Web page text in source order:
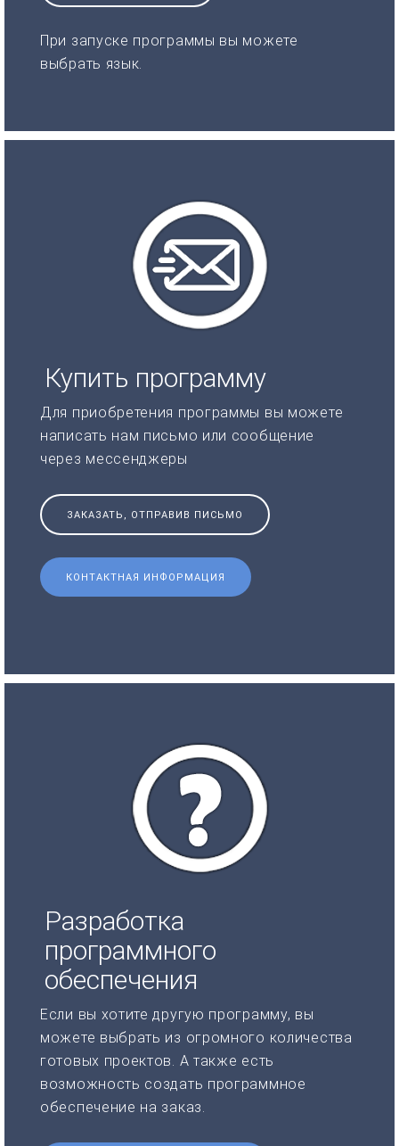
При запуске программы вы можете
выбрать язык.
Купить программу
Для приобретения программы вы можете
написать нам письмо или сообщение
через мессенджеры
ЗАКАЗАТЬ, ОТПРАВИВ ПИСЬМО
КОНТАКТНАЯ ИНФОРМАЦИЯ
Разработка
программного
обеспечения
Если вы хотите другую программу, вы
можете выбрать из огромного количества
готовых проектов. А также есть
возможность создать программное
обеспечение на заказ.